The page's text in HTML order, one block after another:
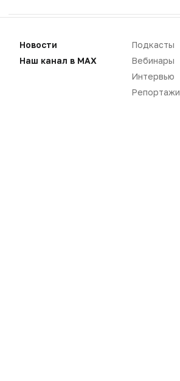
Новости
Наш канал в MAX
Подкасты
Вебинары
Интервью
Репортажи